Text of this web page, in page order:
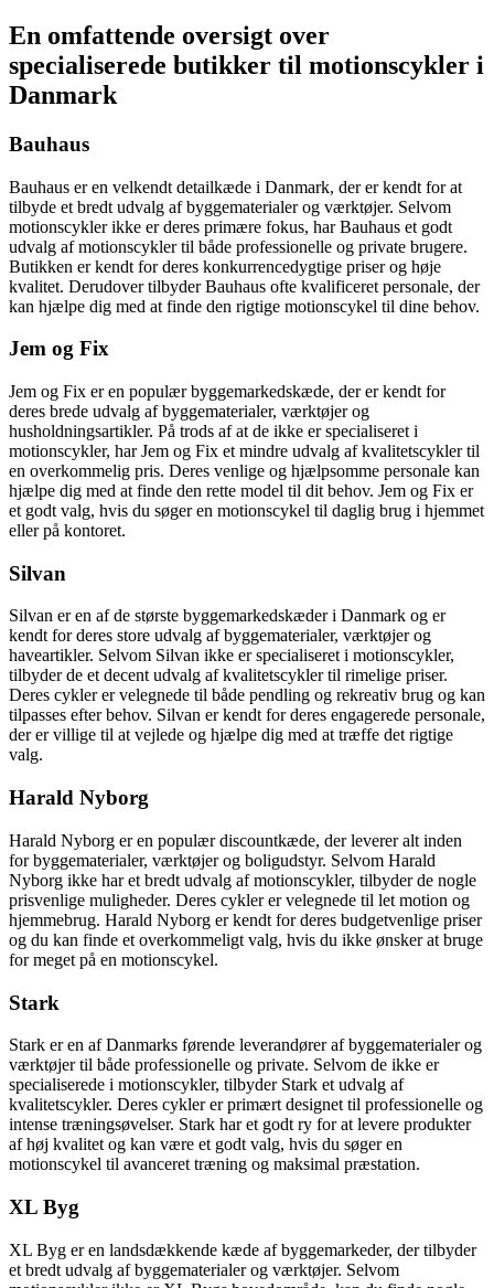
En omfattende oversigt over
specialiserede butikker til motionscykler i
Danmark
Bauhaus
Bauhaus er en velkendt detailkæde i Danmark, der er kendt for at
tilbyde et bredt udvalg af byggematerialer og værktøjer. Selvom
motionscykler ikke er deres primære fokus, har Bauhaus et godt
udvalg af motionscykler til både professionelle og private brugere.
Butikken er kendt for deres konkurrencedygtige priser og høje
kvalitet. Derudover tilbyder Bauhaus ofte kvalificeret personale, der
kan hjælpe dig med at finde den rigtige motionscykel til dine behov.
Jem og Fix
Jem og Fix er en populær byggemarkedskæde, der er kendt for
deres brede udvalg af byggematerialer, værktøjer og
husholdningsartikler. På trods af at de ikke er specialiseret i
motionscykler, har Jem og Fix et mindre udvalg af kvalitetscykler til
en overkommelig pris. Deres venlige og hjælpsomme personale kan
hjælpe dig med at finde den rette model til dit behov. Jem og Fix er
et godt valg, hvis du søger en motionscykel til daglig brug i hjemmet
eller på kontoret.
Silvan
Silvan er en af de største byggemarkedskæder i Danmark og er
kendt for deres store udvalg af byggematerialer, værktøjer og
haveartikler. Selvom Silvan ikke er specialiseret i motionscykler,
tilbyder de et decent udvalg af kvalitetscykler til rimelige priser.
Deres cykler er velegnede til både pendling og rekreativ brug og kan
tilpasses efter behov. Silvan er kendt for deres engagerede personale,
der er villige til at vejlede og hjælpe dig med at træffe det rigtige
valg.
Harald Nyborg
Harald Nyborg er en populær discountkæde, der leverer alt inden
for byggematerialer, værktøjer og boligudstyr. Selvom Harald
Nyborg ikke har et bredt udvalg af motionscykler, tilbyder de nogle
prisvenlige muligheder. Deres cykler er velegnede til let motion og
hjemmebrug. Harald Nyborg er kendt for deres budgetvenlige priser
og du kan finde et overkommeligt valg, hvis du ikke ønsker at bruge
for meget på en motionscykel.
Stark
Stark er en af Danmarks førende leverandører af byggematerialer og
værktøjer til både professionelle og private. Selvom de ikke er
specialiserede i motionscykler, tilbyder Stark et udvalg af
kvalitetscykler. Deres cykler er primært designet til professionelle og
intense træningsøvelser. Stark har et godt ry for at levere produkter
af høj kvalitet og kan være et godt valg, hvis du søger en
motionscykel til avanceret træning og maksimal præstation.
XL Byg
XL Byg er en landsdækkende kæde af byggemarkeder, der tilbyder
et bredt udvalg af byggematerialer og værktøjer. Selvom